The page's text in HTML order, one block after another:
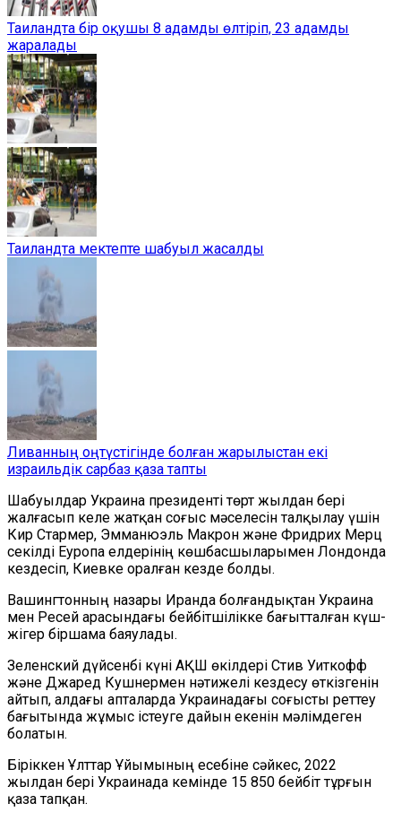
Таиландта бір оқушы 8 адамды өлтіріп, 23 адамды
жаралады
Таиландта мектепте шабуыл жасалды
Ливанның оңтүстігінде болған жарылыстан екі
израильдік сарбаз қаза тапты
Шабуылдар Украина президенті төрт жылдан бері
жалғасып келе жатқан соғыс мәселесін талқылау үшін
Кир Стармер, Эмманюэль Макрон және Фридрих Мерц
секілді Еуропа елдерінің көшбасшыларымен Лондонда
кездесіп, Киевке оралған кезде болды.
Вашингтонның назары Иранда болғандықтан Украина
мен Ресей арасындағы бейбітшілікке бағытталған күш-
жігер біршама баяулады.
Зеленский дүйсенбі күні АҚШ өкілдері Стив Уиткофф
және Джаред Кушнермен нәтижелі кездесу өткізгенін
айтып, алдағы апталарда Украинадағы соғысты реттеу
бағытында жұмыс істеуге дайын екенін мәлімдеген
болатын.
Біріккен Ұлттар Ұйымының есебіне сәйкес, 2022
жылдан бері Украинада кемінде 15 850 бейбіт тұрғын
қаза тапқан.